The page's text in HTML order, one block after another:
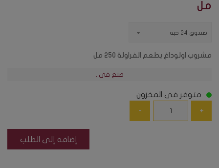
مل
صندوق 24 حبة
مشروب اولوداغ بطعم الفراولة 250 مل
صنع فى .
متوفر فى المخزون
إضافة إلى الطلب